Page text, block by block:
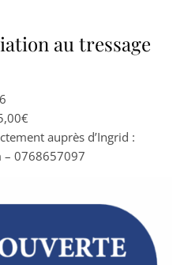
au tressage
auprès d’Ingrid :
– 0768657097